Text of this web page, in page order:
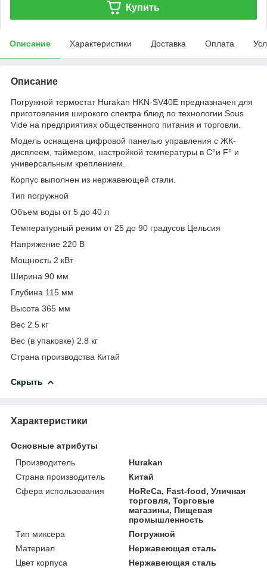
Купить
Описание Характеристики Доставка Оплата
Описание
Погружной термостат Hurakan HKN-SV40E предназначен для
приготовления широкого спектра блюд по технологии Sous
Vide на предприятиях общественного питания и торговли.
Модель оснащена цифровой панелью управления с ЖК-
дисплеем, таймером, настройкой температуры в C°и F° и
универсальным креплением.
Корпус выполнен из нержавеющей стали.
Тип погружной
Объем воды от 5 до 40 л
Температурный режим от 25 до 90 градусов Цельсия
Напряжение 220 В
Мощность 2 кВт
Ширина 90 мм
Глубина 115 мм
Высота 365 мм
Вес 2.5 кг
Вес (в упаковке) 2.8 кг
Страна производства Китай
Скрыть
Характеристики
Основные атрибуты
Производитель
Hurakan
Страна производитель
Китай
Сфера использования
HoReCa, Fast-food, Уличная
торговля, Торговые
магазины, Пищевая
промышленность
Тип миксера
Погружной
Материал
Нержавеющая сталь
Цвет корпуса
Нержавеющая сталь